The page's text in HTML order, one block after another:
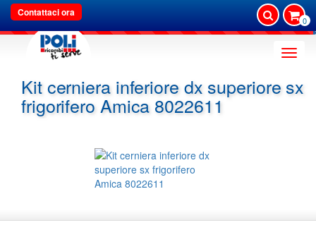
Contattaci ora
0
Toggle
Kit cerniera inferiore dx superiore sx
frigorifero Amica 8022611